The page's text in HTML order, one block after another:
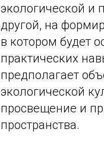
экологической и
другой, на
в котором будет
практических
предполагает
экологической
просвещение и
пространства.